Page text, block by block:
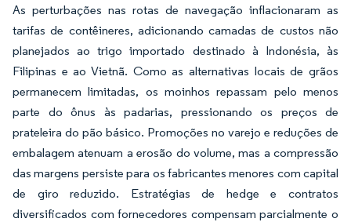
As perturbações nas rotas de navegação inflacionaram as
tarifas de contêineres, adicionando camadas de custos não
planejados ao trigo importado destinado à Indonésia, às
Filipinas e ao Vietnã. Como as alternativas locais de grãos
permanecem limitadas, os moinhos repassam pelo menos
parte do ônus às padarias, pressionando os preços de
prateleira do pão básico. Promoções no varejo e reduções de
embalagem atenuam a erosão do volume, mas a compressão
das margens persiste para os fabricantes menores com capital
de giro reduzido. Estratégias de hedge e contratos
diversificados com fornecedores compensam parcialmente o